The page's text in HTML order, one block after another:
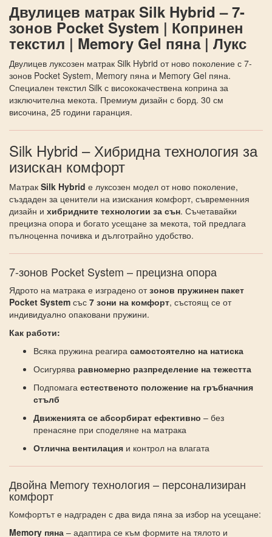
Двулицев матрак Silk Hybrid – 7-
зонов Pocket System | Копринен
текстил | Memory Gel пяна | Лукс
Двулицев луксозен матрак Silk Hybrid от ново поколение с 7-
зонов Pocket System, Memory пяна и Memory Gel пяна.
Специален текстил Silk с висококачествена коприна за
изключителна мекота. Премиум дизайн с борд. 30 см
височина, 25 години гаранция.
Silk Hybrid – Хибридна технология за
изискан комфорт
Матрак Silk Hybrid е луксозен модел от ново поколение,
създаден за ценители на изискания комфорт, съвременния
дизайн и хибридните технологии за сън. Съчетавайки
прецизна опора и богато усещане за мекота, той предлага
пълноценна почивка и дълготрайно удобство.
7-зонов Pocket System – прецизна опора
Ядрото на матрака е изградено отзонов пружинен пакет
Pocket System със 7 зони на комфорт, състоящ се от
индивидуално опаковани пружини.
Как работи:
Всяка пружина реагира самостоятелно на натиска
Осигурява равномерно разпределение на тежестта
Подпомага естественото положение на гръбначния
стълб
Движенията се абсорбират ефективно – без
пренасяне при споделяне на матрака
Отлична вентилация и контрол на влагата
Двойна Memory технология – персонализиран
комфорт
Комфортът е надграден с два вида пяна за избор на усещане:
Memory пяна – адаптира се към формите на тялото и